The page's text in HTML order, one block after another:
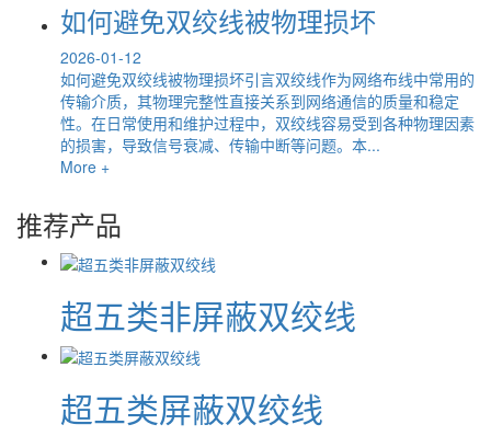
如何避免双绞线被物理损坏
2026-01-12
如何避免双绞线被物理损坏引言双绞线作为网络布线中常用的
传输介质，其物理完整性直接关系到网络通信的质量和稳定
性。在日常使用和维护过程中，双绞线容易受到各种物理因素
的损害，导致信号衰减、传输中断等问题。本...
More +
推荐产品
超五类非屏蔽双绞线
超五类屏蔽双绞线